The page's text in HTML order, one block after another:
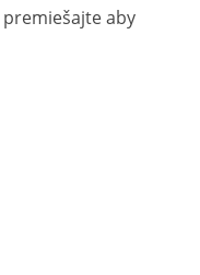
premiešajte aby